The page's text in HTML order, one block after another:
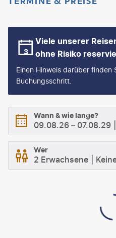
Viele unserer
ohne Risiko
Einen Hinweis darüber finden
Buchungsschritt.
Wann & wie lange?
09.08.26 – 07.08.29
Wer
2 Erwachsene